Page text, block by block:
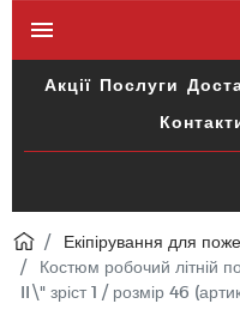
Акції Послуги
Екіпірування для
Костюм робочий літній
II\" зріст 1 / розмір 46